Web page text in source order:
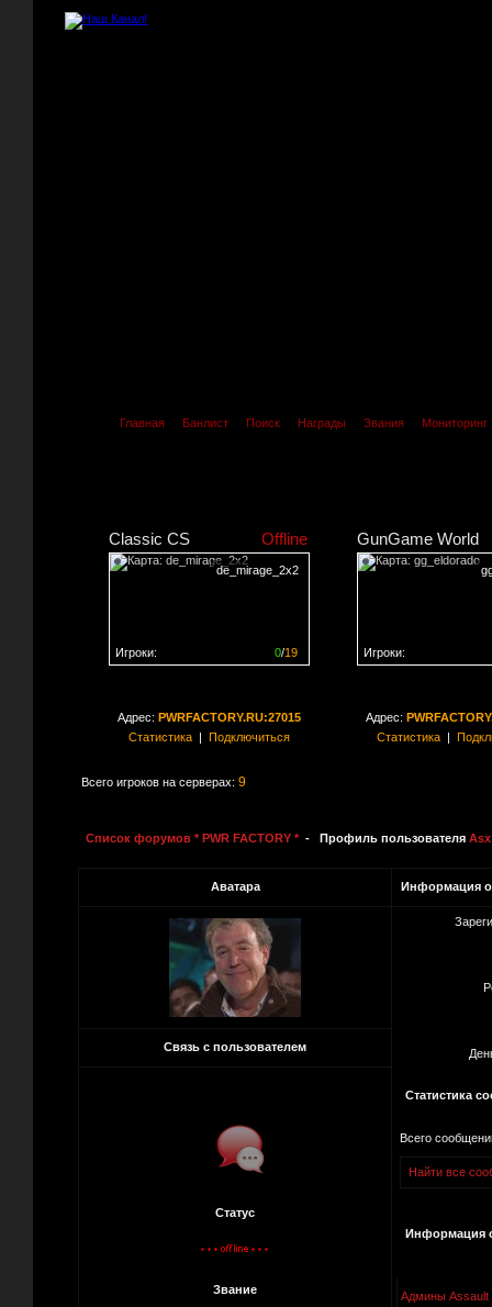
Главная Банлист Поиск Награды Звания Мониторинг
Classic CS Offline
de_mirage_2x2
0/19
Игроки:
GunGame World
Игроки:
Адрес: PWRFACTORY.RU:27015
Статистика| Подключиться
Адрес:
Статистика|
Всего игроков на серверах: 9
Список форумов * PWR FACTORY * - Профиль пользователя Asx
Аватара Информация о
Статистика
Всего
Найти все
Информация
Админы Assault
Связь с пользователем
Статус
Звание